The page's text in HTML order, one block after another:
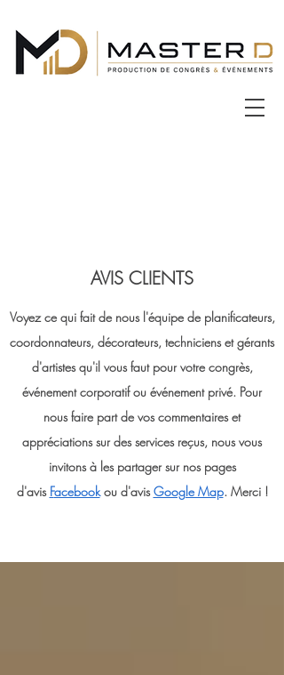
AVIS CLIENTS
Voyez ce qui fait de nous l'équipe de planificateurs,
coordonnateurs, décorateurs, techniciens et gérants
d'artistes qu'il vous faut pour votre congrès,
événement corporatif ou événement privé. Pour
nous faire part de vos commentaires et
appréciations sur des services reçus, nous vous
invitons à les partager sur nos pages
d'avis Facebookou d'avisGoogle Map. Merci !